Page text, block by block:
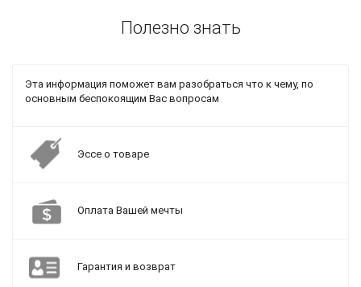
Полезно знать
Эта информация поможет вам разобраться что к чему, по
основным беспокоящим Вас вопросам
Эссе о товаре
Оплата Вашей мечты
Гарантия и возврат